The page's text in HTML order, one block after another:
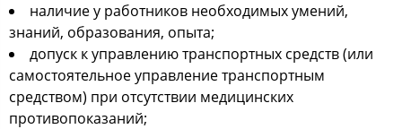
наличие у работников необходимых умений,
знаний, образования, опыта;
допуск к управлению транспортных средств (или
самостоятельное управление транспортным
средством) при отсутствии медицинских
противопоказаний;